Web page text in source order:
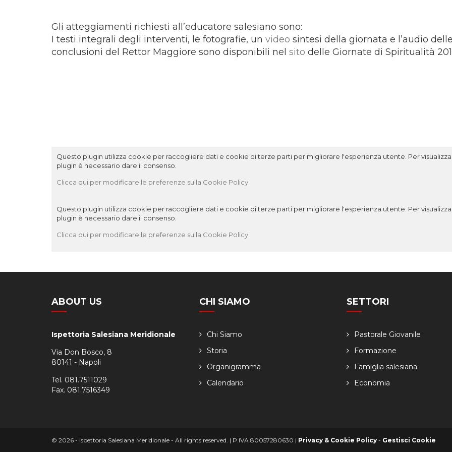
Gli atteggiamenti richiesti all’educatore salesiano sono:
I testi integrali degli interventi, le fotografie, un video sintesi della giornata e l’audio delle
conclusioni del Rettor Maggiore sono disponibili nel sito delle Giornate di Spiritualità
Questo plugin utilizza cookie per raccogliere dati e cookie di terze parti per migliorare l'esperienza utente. Per
plugin è necessario dare il consenso.
Clicca qui per modificare le preferenze sulla Cookie Policy
Questo plugin utilizza cookie per raccogliere dati e cookie di terze parti per migliorare l'esperienza utente. Per
plugin è necessario dare il consenso.
Clicca qui per modificare le preferenze sulla Cookie Policy
ABOUT US
Ispettoria Salesiana Meridionale
Via Don Bosco, 8
80141 - Napoli
Tel. 081.7511029
Fax. 081.7516349
CHI SIAMO
Chi Siamo
Storia
Organigramma
Calendario
SETTORI
Pastorale Giovanile
Formazione
Famiglia salesiana
Economia
© 2026 - Ispettoria Salesiana Meridionale - All rights reserved. | P.IVA 80057280630 | Privacy & Cookie Policy - Gestisci Cookie